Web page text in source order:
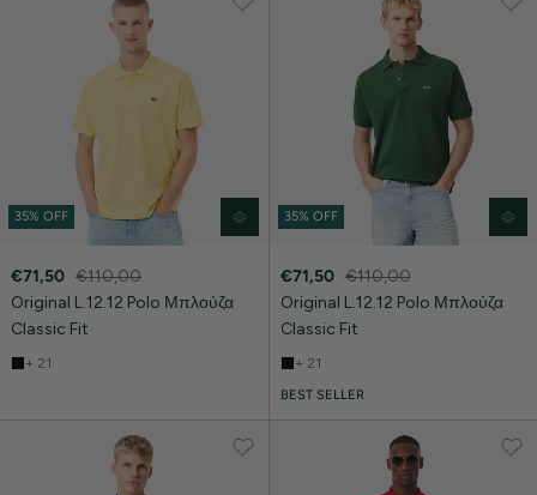
35% OFF
€71,50 €110,00
Original L.12.12 Polo Μπλούζα
Classic Fit
+ 21
35% OFF
€71,50 €110,00
Original L.12.12 Polo Μπλούζα
Classic Fit
+ 21
BEST SELLER